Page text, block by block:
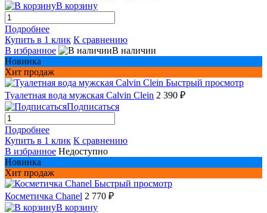
В корзину
Подробнее
Купить в 1 клик К сравнению
В избранное
В наличии
Новинка
Хит продаж
Быстрый просмотр
Туалетная вода мужская Сalvin Сlein 2 390 ₽
Подписаться
Подробнее
Купить в 1 клик К сравнению
В избранное Недоступно
Новинка
Хит продаж
Быстрый просмотр
Косметичка Chanel 2 770 ₽
В корзину